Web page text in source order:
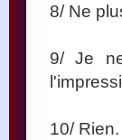
8/ Ne
9/ Je
10/